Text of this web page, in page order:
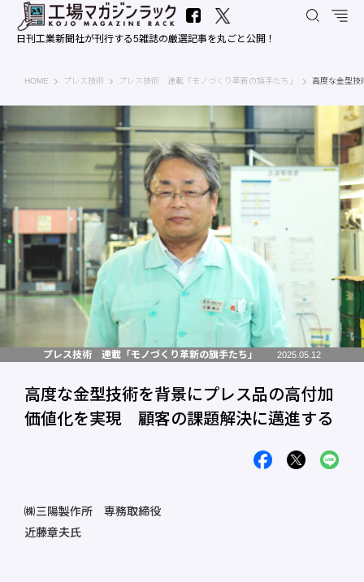
日刊工業新聞社が刊行する5雑誌の厳選記事を丸ごと公開！
HOME 工場マガジンラック｜日刊工業新聞社
プレス技術 プレス技術 連載「モノづくり革新の旗手たち」 高度な金型技
プレス技術 連載「モノづくり革新の旗手たち」 2025.05.12
高度な金型技術を背景にプレス品の高付加
価値化を実現 顧客の課題解決に邁進する
㈱三陽製作所 専務取締役
近藤章夫氏